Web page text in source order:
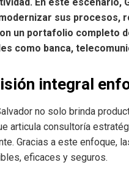
sus procesos,
un portafolio completo
como banca,
integral
no solo brinda
articula consultoría
Gracias a este enfoque,
eficaces y seguros.